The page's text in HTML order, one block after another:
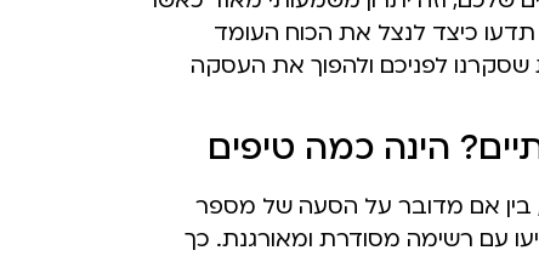
כיצד לנצל את הכוח העומד
לפניכם ולהפוך את העסקה
הינה כמה טיפים
בין אם מדובר על הסעה של מספר
עם רשימה מסודרת ומאורגנת. כך